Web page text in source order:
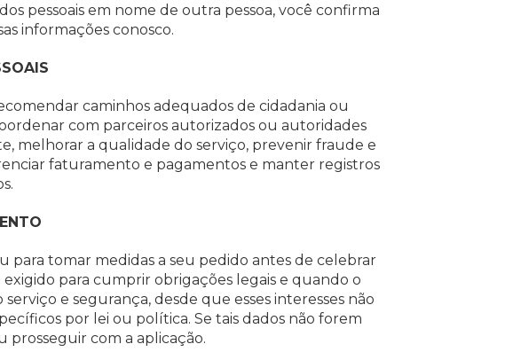
pessoais em nome de outra pessoa, você confirma
informações conosco.
caminhos adequados de cidadania ou
com parceiros autorizados ou autoridades
melhorar a qualidade do serviço, prevenir fraude e
faturamento e pagamentos e manter registros
para tomar medidas a seu pedido antes de celebrar
para cumprir obrigações legais e quando o
e segurança, desde que esses interesses não
por lei ou política. Se tais dados não forem
prosseguir com a aplicação.